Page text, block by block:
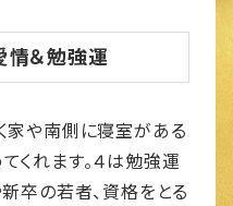
＆勉強運
家や南側に寝室がある
くれます。４は勉強運
卒の若者、資格をとる